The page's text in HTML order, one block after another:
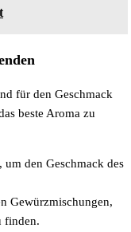
für den Geschmack
beste Aroma zu
den Geschmack des
Gewürzmischungen,
finden.